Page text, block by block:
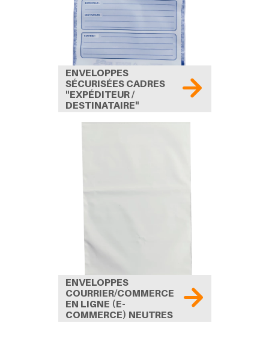
ENVELOPPES
SÉCURISÉES CADRES
"EXPÉDITEUR /
DESTINATAIRE"
ENVELOPPES
COURRIER/COMMERCE
EN LIGNE (E-
COMMERCE) NEUTRES